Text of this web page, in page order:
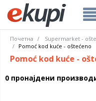
Почетна Supermarket -
Pomoć kod kuće - oštećeno
Pomoć kod kuće -
0 пронајдени